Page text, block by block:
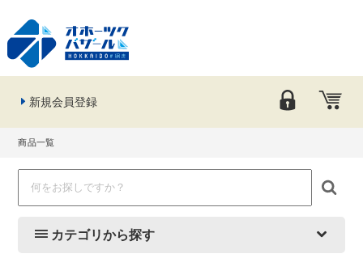
新規会員登録
商品一覧
カテゴリから探す